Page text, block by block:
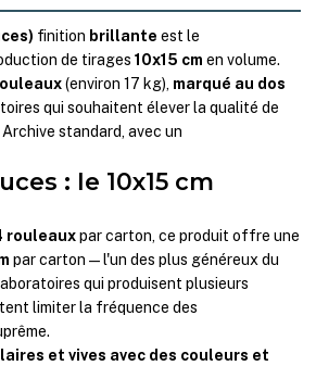
finition brillante est le
de tirages10x15 cm en volume.
(environ 17 kg), marqué au dos
qui souhaitent élever la qualité de
standard, avec un
: le 10x15 cm
rouleauxpar carton, ce produit offre une
par carton — l'un des plus généreux du
qui produisent plusieurs
limiter la fréquence des
et vives avec des couleurs et